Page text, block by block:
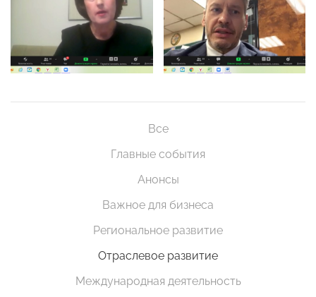
Все
Главные события
Анонсы
Важное для бизнеса
Региональное развитие
Отраслевое развитие
Международная деятельность